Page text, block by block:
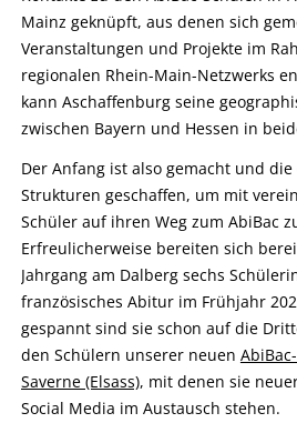
Mainz geknüpft, aus denen sich
Veranstaltungen und Projekte im
regionalen Rhein-Main-Netzwerks
kann Aschaffenburg seine
zwischen Bayern und Hessen in
Der Anfang ist also gemacht und
Strukturen geschaffen, um mit
Schüler auf ihren Weg zum AbiBac
Erfreulicherweise bereiten sich
Jahrgang am Dalberg sechs
französisches Abitur im Frühjahr
gespannt sind sie schon auf die
den Schülern unserer neuen
Saverne (Elsass), mit denen sie
Social Media im Austausch stehen.